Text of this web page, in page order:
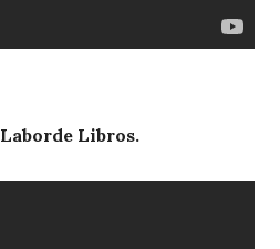
Laborde Libros.